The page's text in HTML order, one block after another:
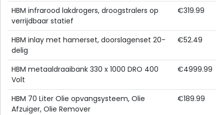
HBM infrarood lakdrogers, droogstralers op
verrijdbaar statief
€319.99
HBM inlay met hamerset, doorslagenset 20-
delig
€52.49
HBM metaaldraaibank 330 x 1000 DRO 400
Volt
€4999.99
HBM 70 Liter Olie opvangsysteem, Olie
Afzuiger, Olie Remover
€189.99